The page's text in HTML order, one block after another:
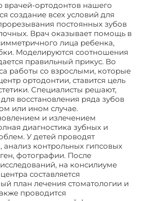
врачей-ортодонтов нашего
создание всех условий для
постоянных зубов
Врач оказывает помощь в
лица ребенка,
Моделируются соотношения
правильный прикус. Во
работы со взрослыми, которые
ортодонтии, ставится цель
Специалисты решают,
восстановления ряда зубов
или ином случае.
и излечением
диагностика зубных и
У детей проводят
анализ контрольных гипсовых
фотографии. После
на консилиуме
составляется
план лечения стоматологии и
проводится